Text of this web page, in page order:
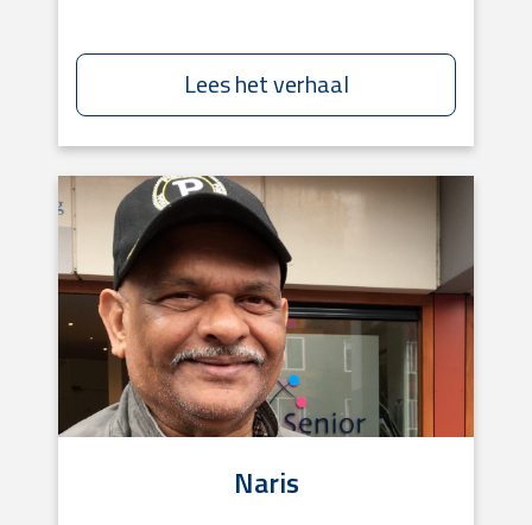
Lees het verhaal
Naris